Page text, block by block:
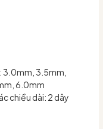
3.0mm, 3.5mm,
6.0mm
chiều dài: 2 dây